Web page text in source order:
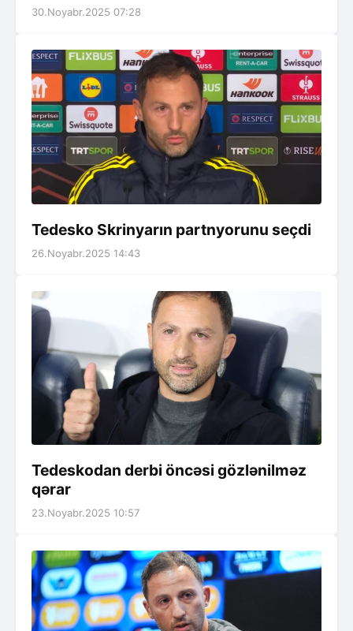
30.Noyabr.2025 07:28
Tedesko Skrinyarın partnyorunu seçdi
26.Noyabr.2025 14:43
Tedeskodan derbi öncəsi gözlənilməz
qərar
23.Noyabr.2025 10:57